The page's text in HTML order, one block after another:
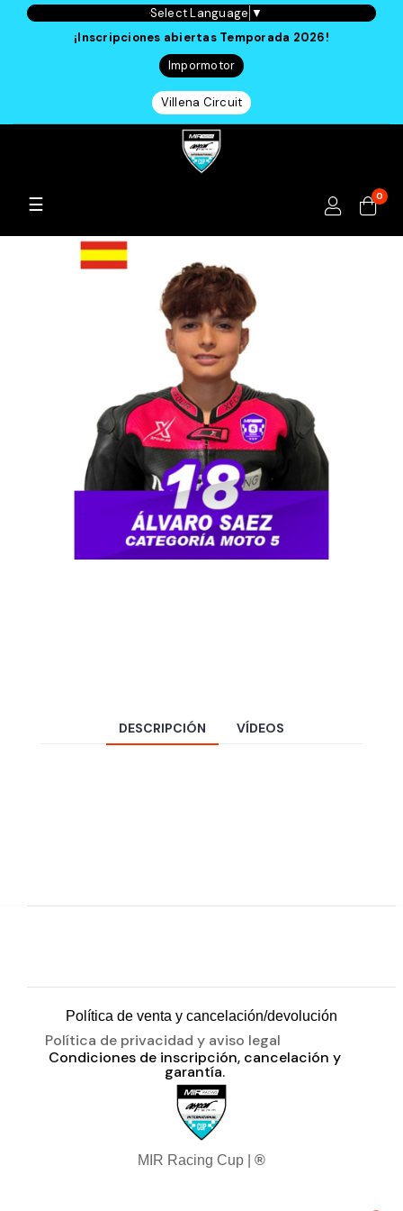
Select Language ▼
¡Inscripciones abiertas Temporada 2026!
Impormotor
Villena Circuit
Navegación
palanca
☰ 0
DESCRIPCIÓN VÍDEOS
Política de venta y cancelación/devolución
Política de privacidad y aviso legal
Condiciones de inscripción, cancelación y
garantía.
MIR Racing Cup | ®